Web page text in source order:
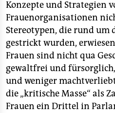
Konzepte und Strategien
Frauenorganisationen
Stereotypen, die rund um
gestrickt wurden,
Frauen sind nicht qua
gewaltfrei und
und weniger
die „kritische Masse“ als
Frauen ein Drittel in